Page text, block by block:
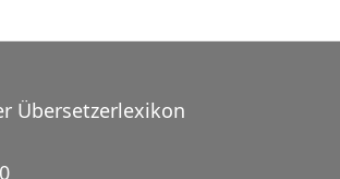
Übersetzerlexikon